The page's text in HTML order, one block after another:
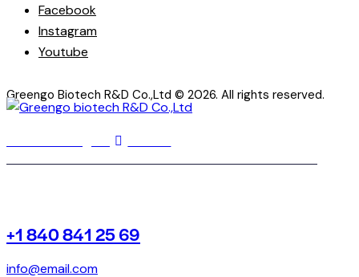
Facebook
Instagram
Youtube
Greengo Biotech R&D Co.,Ltd © 2026. All rights reserved.
+1 840 841 25 69
info@email.com